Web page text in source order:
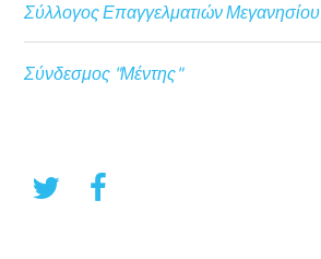
Σύλλογος Επαγγελματιών Μεγανησίου
Σύνδεσμος "Μέντης"